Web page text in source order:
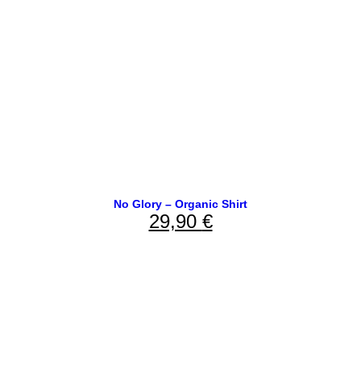
No Glory – Organic Shirt
29,90 €